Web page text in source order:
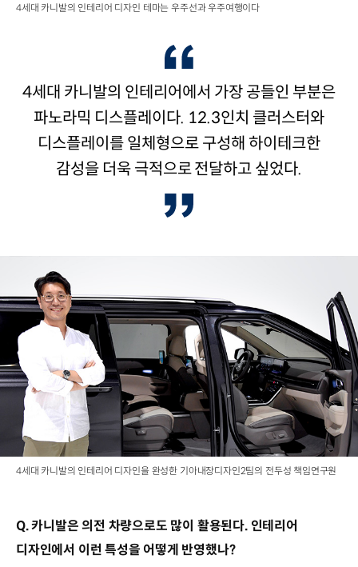
4세대 카니발의 인테리어 디자인 테마는 우주선과 우주여행이다
4세대 카니발의 인테리어에서 가장 공들인 부분은
파노라믹 디스플레이다. 12.3인치 클러스터와
디스플레이를 일체형으로 구성해 하이테크한
감성을 더욱 극적으로 전달하고 싶었다.
4세대 카니발의 인테리어 디자인을 완성한 기아내장디자인2팀의 전두성 책임연구원
Q. 카니발은 의전 차량으로도 많이 활용된다. 인테리어
디자인에서 이런 특성을 어떻게 반영했나?